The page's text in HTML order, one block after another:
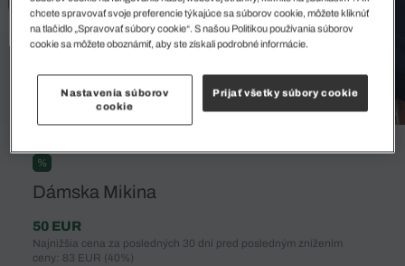
%
Dámska Mikina
50 EUR
Najnižšia cena za posledných 30 dní pred posledným znížením
ceny: 83 EUR (40%)
chcete spravovať svoje preferencie týkajúce sa súborov cookie, môžete kliknúť
na tlačidlo „Spravovať súbory cookie“. S našou Politikou používania súborov
cookie sa môžete oboznámiť, aby ste získali podrobné informácie.
Nastavenia súborov
cookie
Prijať všetky súbory cookie